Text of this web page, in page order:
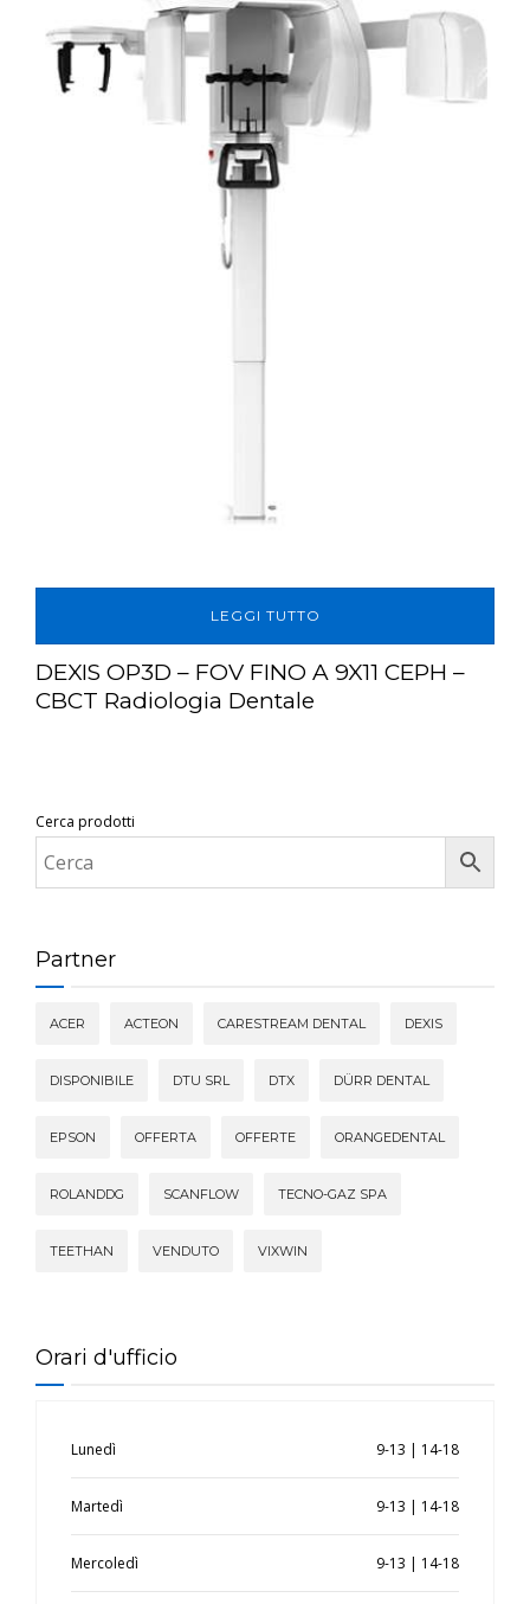
LEGGI TUTTO
DEXIS OP3D – FOV FINO A 9X11 CEPH –
CBCT Radiologia Dentale
Cerca prodotti
Partner
ACER ACTEON CARESTREAM DENTAL DEXIS
DISPONIBILE DTU SRL DTX DÜRR DENTAL
EPSON OFFERTA OFFERTE ORANGEDENTAL
ROLANDDG SCANFLOW TECNO-GAZ SPA
TEETHAN VENDUTO VIXWIN
Orari d'ufficio
Lunedì 9-13 | 14-18
Martedì 9-13 | 14-18
Mercoledì 9-13 | 14-18